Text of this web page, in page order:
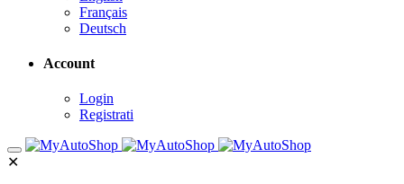
Français
Deutsch
Account
Login
Registrati
✕